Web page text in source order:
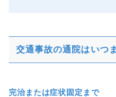
交通事故の通院はいつ
完治または症状固定まで